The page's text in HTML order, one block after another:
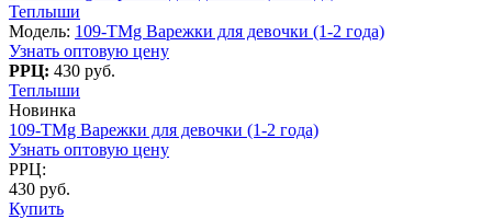
Теплыши
Модель: 109-TMg Варежки для девочки (1-2 года)
Узнать оптовую цену
РРЦ: 430 руб.
Теплыши
Новинка
109-TMg Варежки для девочки (1-2 года)
Узнать оптовую цену
РРЦ:
430 руб.
Купить